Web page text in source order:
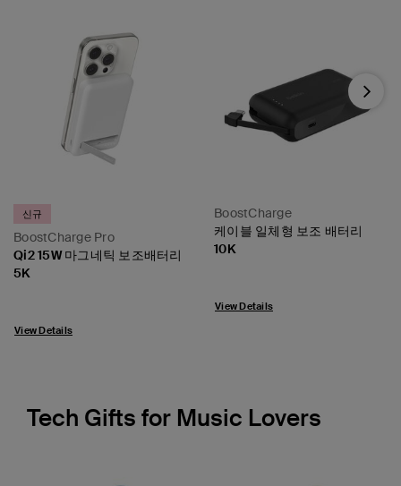
BoostCharge Pro
신규
Qi2 15W 마그네틱 보조배터리
5K
View Details
BoostCharge
케이블 일체형 보조 배터리
10K
View Details
Next
Tech Gifts for Music Lovers